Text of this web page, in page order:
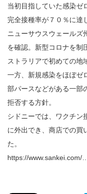
当初目指していた感染ゼ
完全接種率が７０％に達
ニューサウスウェールズ
を確認。新型コロナを制
ストラリアで初めての地
一方、新規感染をほぼゼ
部パースなどがある一部
拒否する方針。
シドニーでは、ワクチン
に外出でき、商店での買
た。
https://